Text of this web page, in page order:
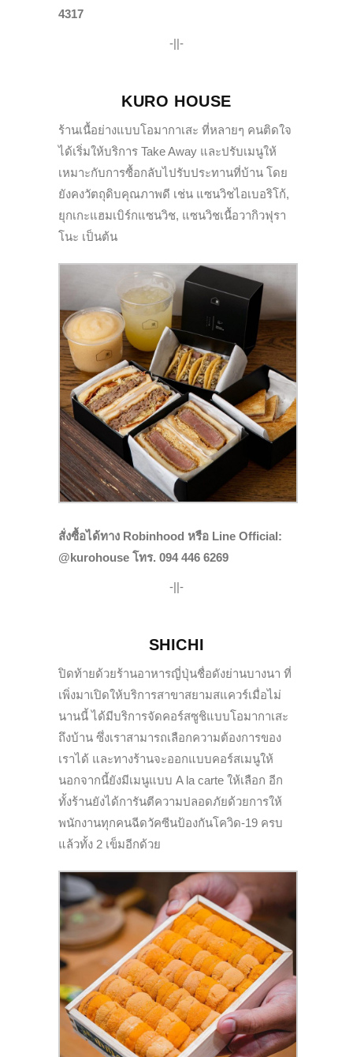
4317
-||-
KURO HOUSE
ร้านเนื้อย่างแบบโอมากาเสะ ที่หลายๆ คนติดใจ
ได้เริ่มให้บริการ Take Away และปรับเมนูให้
เหมาะกับการซื้อกลับไปรับประทานที่บ้าน โดย
ยังคงวัตถุดิบคุณภาพดี เช่น แซนวิชไอเบอริโก้,
ยุกเกะแฮมเบิร์กแซนวิช, แซนวิชเนื้อวากิวฟุรา
โนะ เป็นต้น
สั่งซื้อได้ทาง Robinhood หรือ Line Official:
@kurohouse โทร. 094 446 6269
-||-
SHICHI
ปิดท้ายด้วยร้านอาหารญี่ปุ่นชื่อดังย่านบางนา ที่
เพิ่งมาเปิดให้บริการสาขาสยามสแควร์เมื่อไม่
นานนี้ ได้มีบริการจัดคอร์สซูชิแบบโอมากาเสะ
ถึงบ้าน ซึ่งเราสามารถเลือกความต้องการของ
เราได้ และทางร้านจะออกแบบคอร์สเมนูให้
นอกจากนี้ยังมีเมนูแบบ A la carte ให้เลือก อีก
ทั้งร้านยังได้การันตีความปลอดภัยด้วยการให้
พนักงานทุกคนฉีดวัคซีนป้องกันโควิด-19 ครบ
แล้วทั้ง 2 เข็มอีกด้วย